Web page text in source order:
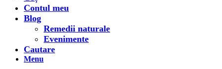
Contul meu
Blog
Remedii naturale
Evenimente
Cautare
Menu